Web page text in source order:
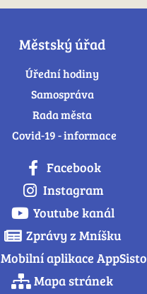
Městský úřad
Úřední hodiny
Samospráva
Rada města
Covid-19 - informace
Facebook
Instagram
Youtube kanál
Zprávy z Mníšku
Mobilní aplikace AppSisto
Mapa stránek